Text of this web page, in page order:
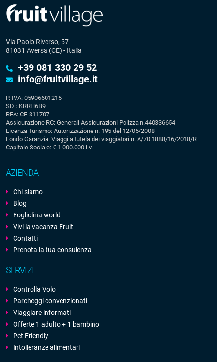
Via Paolo Riverso, 57
81031 Aversa (CE) - Italia
+39 081 330 29 52
info@fruitvillage.it
P. IVA: 05906601215
SDI: KRRH6B9
REA: CE-311707
Assicurazione RC: Generali Assicurazioni Polizza n.440336654
Licenza Turismo: Autorizzazione n. 195 del 12/05/2008
Fondo Garanzia: Viaggi a tutela dei viaggiatori n. A/70.1888/16/2018/R
Capitale Sociale: € 1.000.000 i.v.
AZIENDA
Chi siamo
Blog
Fogliolina world
Vivi la vacanza Fruit
Contatti
Prenota la tua consulenza
SERVIZI
Controlla Volo
Parcheggi convenzionati
Viaggiare informati
Offerte 1 adulto + 1 bambino
Pet Friendly
Intolleranze alimentari